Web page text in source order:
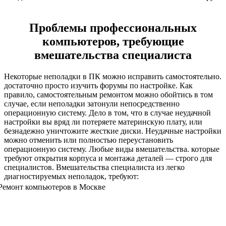
Проблемы профессиональных
компьютеров, требующие
вмешательства специалиста
Некоторые неполадки в ПК можно исправить самостоятельно.
достаточно просто изучить форумы по настройке. Как
правило, самостоятельным ремонтом можно обойтись в том
случае, если неполадки затонули непосредственно
операционную систему. Дело в том, что в случае неудачной
настройки вы вряд ли потеряете материнскую плату, или
безнадежно уничтожите жесткие диски. Неудачные настройки
можно отменить или полностью переустановить
операционную систему. Любые виды вмешательства. которые
требуют открытия корпуса и монтажа деталей — строго для
специалистов. Вмешательства специалиста из легко
диагностируемых неполадок, требуют: